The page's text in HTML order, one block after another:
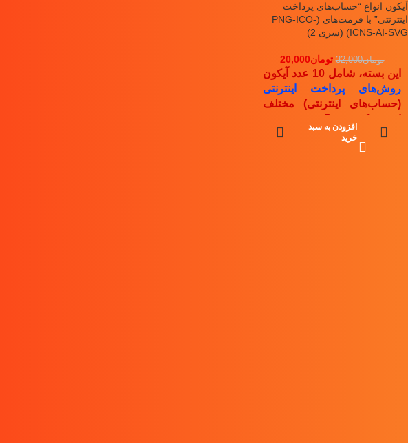
آیکون انواع “حساب‌های پرداخت
اینترنتی” با فرمت‌های (PNG-ICO-
ICNS-AI-SVG) (سری 2)
تومان32,000 تومان20,000
این بسته، شامل 10 عدد آیکون
روش‌های پرداخت اینترنتی
(حساب‌های اینترنتی) مختلف
استکه در 5 نوع فرمت
PNG
ICO , ICNS ,
SVG
فراهم شده است.
افزودن به سبد
خرید